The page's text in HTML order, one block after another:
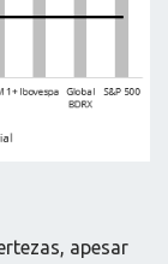
apesar